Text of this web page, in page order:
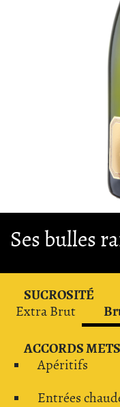
Ses bulles
SUCROSITÉ
Extra Brut
ACCORDS
Apéritifs
Entrées